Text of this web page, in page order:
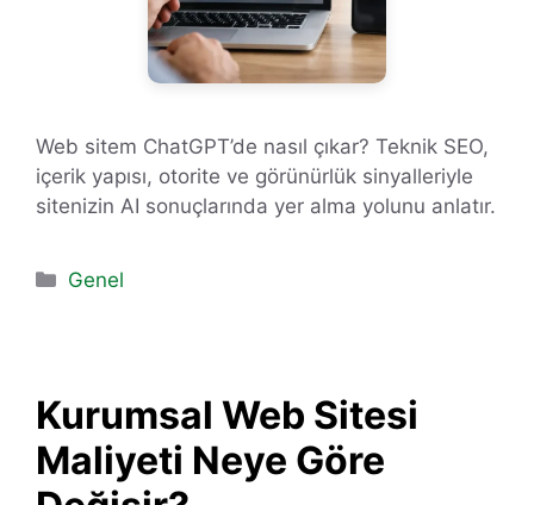
Web sitem ChatGPT’de nasıl çıkar? Teknik SEO,
içerik yapısı, otorite ve görünürlük sinyalleriyle
sitenizin AI sonuçlarında yer alma yolunu anlatır.
Kategoriler
Genel
Kurumsal Web Sitesi
Maliyeti Neye Göre